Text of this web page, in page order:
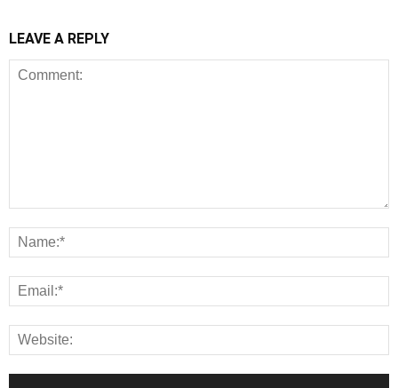
LEAVE A REPLY